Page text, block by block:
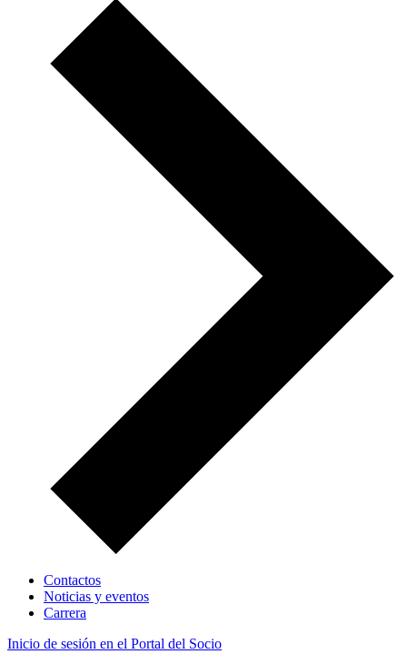
Contactos
Noticias y eventos
Carrera
Inicio de sesión en el Portal del Socio